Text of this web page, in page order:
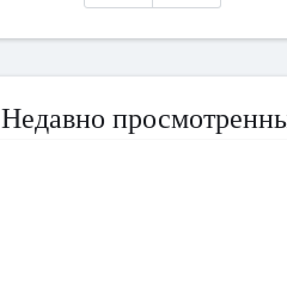
Недавно